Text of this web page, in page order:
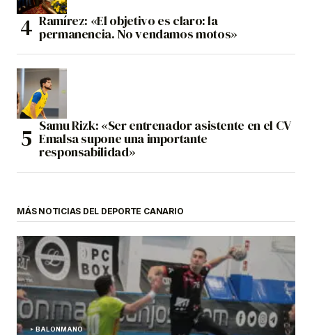
Ramírez: «El objetivo es claro: la
permanencia. No vendamos motos»
Samu Rizk: «Ser entrenador asistente en el CV
Emalsa supone una importante
responsabilidad»
MÁS NOTICIAS DEL DEPORTE CANARIO
BALONMANO